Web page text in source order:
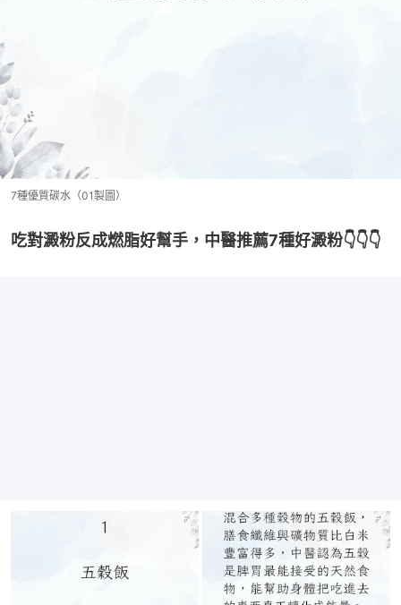
7種優質碳水（01製圖）
吃對澱粉反成燃脂好幫手，中醫推薦7種好澱粉👇👇👇